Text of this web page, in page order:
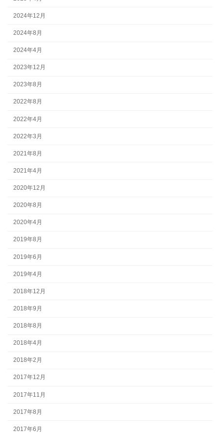
2024年12月
2024年8月
2024年4月
2023年12月
2023年8月
2022年8月
2022年4月
2022年3月
2021年8月
2021年4月
2020年12月
2020年8月
2020年4月
2019年8月
2019年6月
2019年4月
2018年12月
2018年9月
2018年8月
2018年4月
2018年2月
2017年12月
2017年11月
2017年8月
2017年6月